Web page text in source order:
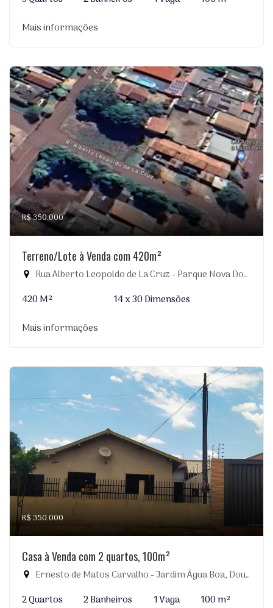
Mais informações
R$ 350.000
Terreno/Lote à Venda com 420m²
Rua Alberto Leopoldo de La Cruz - Parque Nova Dourados, Dourados-MS
420 M²
14 x 30 Dimensões
Mais informações
R$ 350.000
Casa à Venda com 2 quartos, 100m²
Ernesto de Matos Carvalho - Jardim Água Boa, Dourados-MS
2 Quartos
2 Banheiros 1 Vaga
100 m²